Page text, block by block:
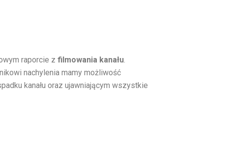
raporcie z filmowania kanału.
nachylenia mamy możliwość
kanału oraz ujawniającym wszystkie